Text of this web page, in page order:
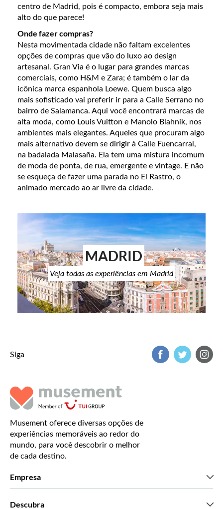
centro de Madrid, pois é compacto, embora seja mais
alto do que parece!
Onde fazer compras?
Nesta movimentada cidade não faltam excelentes
opções de compras que vão do luxo ao design
artesanal. Gran Via é o lugar para grandes marcas
comerciais, como H&M e Zara; é também o lar da
icônica marca espanhola Loewe. Quem busca algo
mais sofisticado vai preferir ir para a Calle Serrano no
bairro de Salamanca. Aqui você encontrará marcas de
alta moda, como Louis Vuitton e Manolo Blahnik, nos
ambientes mais elegantes. Aqueles que procuram algo
mais alternativo devem se dirigir à Calle Fuencarral,
na badalada Malasaña. Ela tem uma mistura incomum
de moda de ponta, de rua, emergente e vintage. E não
se esqueça de fazer uma parada no El Rastro, o
animado mercado ao ar livre da cidade.
MADRID
Veja todas as experiências em Madrid
Siga
Musement oferece diversas opções de
experiências memoráveis ao redor do
mundo, para você descobrir o melhor
de cada destino.
Empresa
Descubra